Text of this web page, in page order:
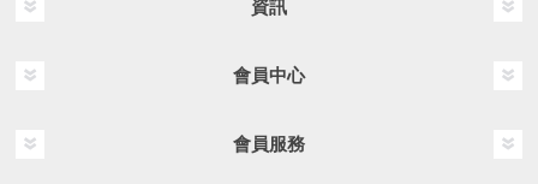
資訊
會員中心
會員服務